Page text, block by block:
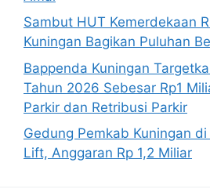
Sambut HUT Kemerdekaan
Kuningan Bagikan Puluhan
Bappenda Kuningan
Tahun 2026 Sebesar Rp1
Parkir dan Retribusi Parkir
Gedung Pemkab Kuningan di
Lift, Anggaran Rp 1,2 Miliar